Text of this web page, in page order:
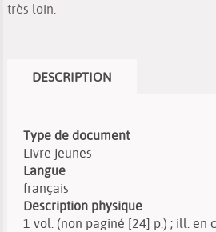
très loin.
DESCRIPTION
Type de document
Livre jeunes
Langue
français
Description physique
1 vol. (non paginé [24] p.) ; ill. en